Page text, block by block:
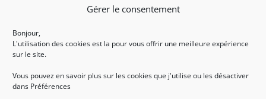
Gérer le consentement
Bonjour,
L'utilisation des cookies est la pour vous offrir une meilleure expérience
sur le site.
Vous pouvez en savoir plus sur les cookies que j'utilise ou les désactiver
dans Préférences
Matchs retours de D1 Masculine
de Torball